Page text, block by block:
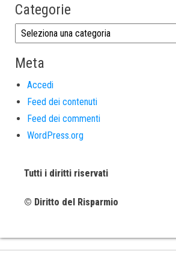
Categorie
Meta
Accedi
Feed dei contenuti
Feed dei commenti
WordPress.org
Tutti i diritti riservati
© Diritto del Risparmio